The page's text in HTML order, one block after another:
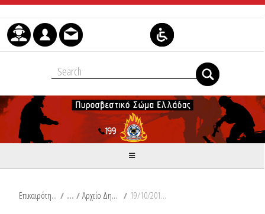
Μετάβαση στο περιεχόμενο
Επικαιρότητα / Αρχείο Δημοσιεύσεων / 19/10/2016, Προσκύνημα στο Μαυσωλείο και στο Μουσείο Θυμάτων ναζισμού στο Δίστομο